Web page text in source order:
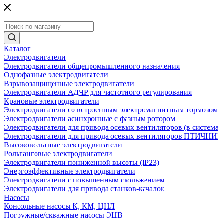
Каталог
Электродвигатели
Электродвигатели общепромышленного назначения
Однофазные электродвигатели
Взрывозащищенные электродвигатели
Электродвигатели АДЧР для частотного регулирования
Крановые электродвигатели
Электродвигатели со встроенным электромагнитным тормозом
Электродвигатели асинхронные с фазным ротором
Электродвигатели для привода осевых вентиляторов (в
Электродвигатели для привода осевых вентиляторов
Высоковольтные электродвигатели
Рольганговые электродвигатели
Электродвигатели пониженной высоты (IP23)
Энергоэффективные электродвигатели
Электродвигатели с повышенным скольжением
Электродвигатели для привода станков-качалок
Насосы
Консольные насосы К, КМ, ЦНЛ
Погружные/скважные насосы ЭЦВ